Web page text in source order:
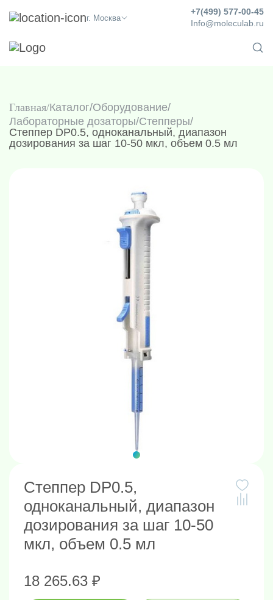
г. Москва
Info@moleculab.ru
+7(499) 577-00-45
Главная Каталог/Оборудование/
Лабораторные дозаторы/Степперы/
Степпер DP0.5, одноканальный, диапазон
дозирования за шаг 10-50 мкл, объем 0.5 мл
Степпер DP0.5,
одноканальный, диапазон
дозирования за шаг 10-50
мкл, объем 0.5 мл
18 265.63 ₽